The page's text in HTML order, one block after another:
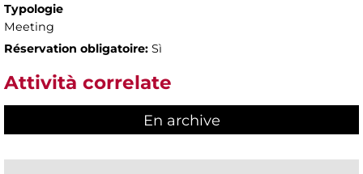
Typologie
Meeting
Réservation obligatoire: Sì
Attività correlate
En archive